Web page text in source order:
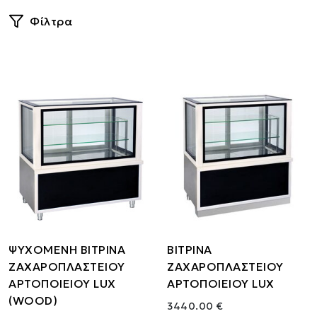
Φίλτρα
ΨΥΧΟΜΕΝΗ ΒΙΤΡΙΝΑ
ΖΑΧΑΡΟΠΛΑΣΤΕΙΟΥ
ΑΡΤΟΠΟΙΕΙΟΥ LUX
(WOOD)
ΒΙΤΡΙΝΑ
ΖΑΧΑΡΟΠΛΑΣΤΕΙΟΥ
ΑΡΤΟΠΟΙΕΙΟΥ LUX
3440.00 €